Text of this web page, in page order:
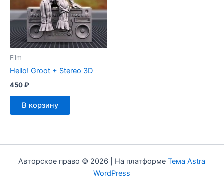
Film
Hello! Groot + Stereo 3D
450₽
В корзину
Авторское право © 2026 | На платформе Тема Astra
WordPress